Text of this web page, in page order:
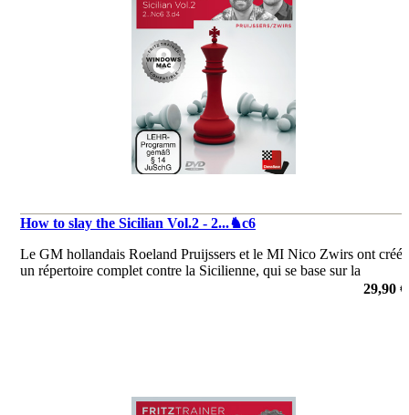
How to slay the Sicilian Vol.2 - 2...♞c6
Le GM hollandais Roeland Pruijssers et le MI Nico Zwirs ont créé
un répertoire complet contre la Sicilienne, qui se base sur la
29,90 €